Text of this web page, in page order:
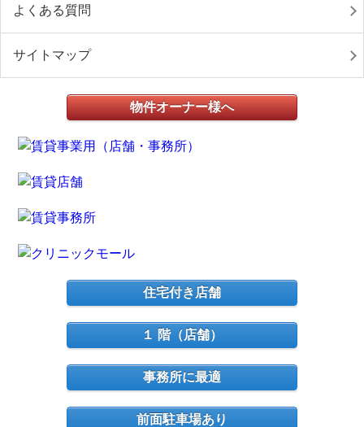
よくある質問
サイトマップ
物件オーナー様へ
住宅付き店舗
１ 階（店舗）
事務所に最適
前面駐車場あり